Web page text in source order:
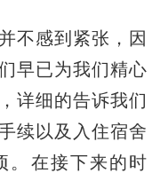
感到紧张，因
早已为我们精心
详细的告诉我们
续以及入住宿舍
。在接下来的时